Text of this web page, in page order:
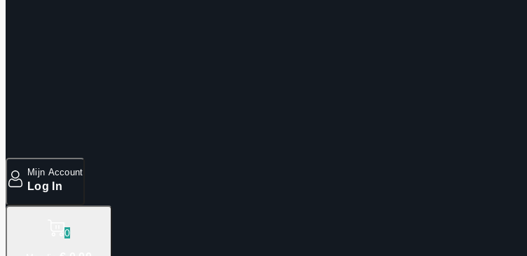
Mijn Account
Log In
0